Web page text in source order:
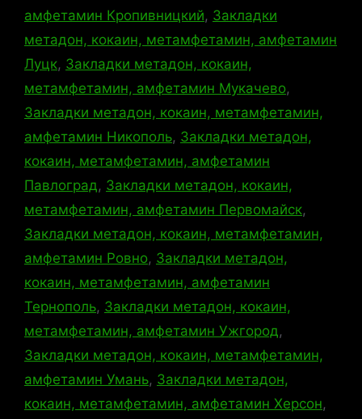
амфетамин Кропивницкий, Закладки
метадон, кокаин, метамфетамин, амфетамин
Луцк, Закладки метадон, кокаин,
метамфетамин, амфетамин Мукачево,
Закладки метадон, кокаин, метамфетамин,
амфетамин Никополь, Закладки метадон,
кокаин, метамфетамин, амфетамин
Павлоград, Закладки метадон, кокаин,
метамфетамин, амфетамин Первомайск,
Закладки метадон, кокаин, метамфетамин,
амфетамин Ровно, Закладки метадон,
кокаин, метамфетамин, амфетамин
Тернополь, Закладки метадон, кокаин,
метамфетамин, амфетамин Ужгород,
Закладки метадон, кокаин, метамфетамин,
амфетамин Умань, Закладки метадон,
кокаин, метамфетамин, амфетамин Херсон,